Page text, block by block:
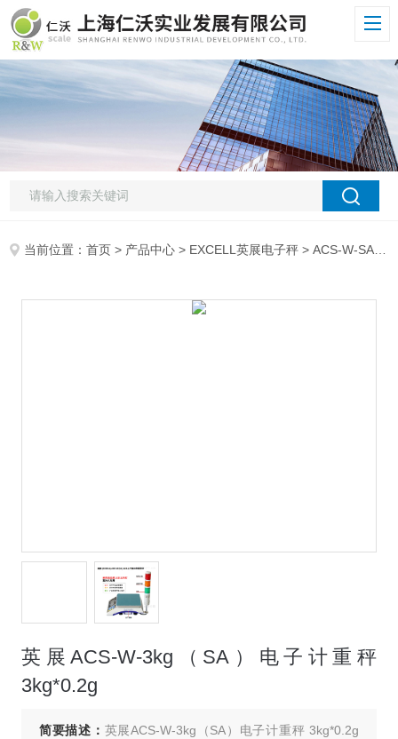
当前位置：首页 > 产品中心 > EXCELL英展电子秤 >ACS-W-SA计重电子桌秤
英展ACS-W-3kg（SA）电子计重秤
3kg*0.2g
简要描述： 英展ACS-W-3kg（SA）电子计重秤 3kg*0.2g